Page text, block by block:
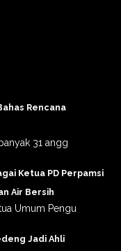
Rencana
31 angg
Ketua PD Perpamsi
Air Bersih
Umum Pengu
Jadi Ahli